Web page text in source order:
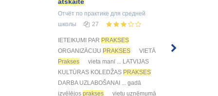
Отчёт по практике для средней
школы
27
IETEIKUMI PAR PRAKSES
ORGANIZĀCIJU PRAKSES
VIETĀ
Prakses
vieta mani ... LATVIJAS
KULTŪRAS KOLEDŽAS PRAKSES
DARBA UZLABOŠANAI ... gadā
izvēlējos prakses vietu uzņēmumā